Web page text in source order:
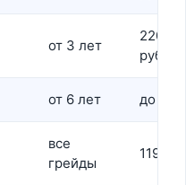
от 3 лет
220
руб.
от 6 лет до
все
грейды
119